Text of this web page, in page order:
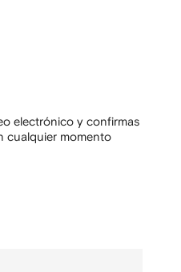
electrónico y confirmas
cualquier momento